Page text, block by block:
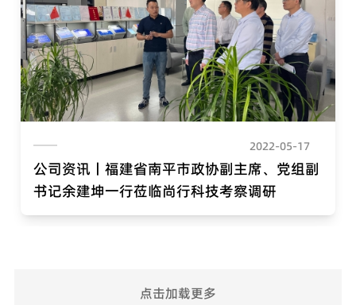
2022-05-17
公司资讯丨福建省南平市政协副主席、党组副
书记余建坤一行莅临尚行科技考察调研
点击加载更多